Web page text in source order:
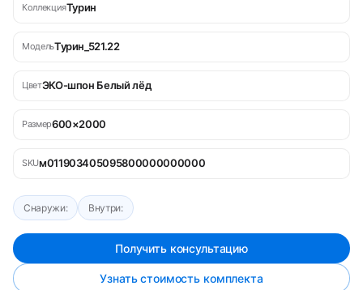
КоллекцияТурин
МодельТурин_521.22
ЦветЭКО-шпон Белый лёд
Размер600×2000
SKUм011903405095800000000000
Снаружи: Внутри:
Получить консультацию
Узнать стоимость комплекта